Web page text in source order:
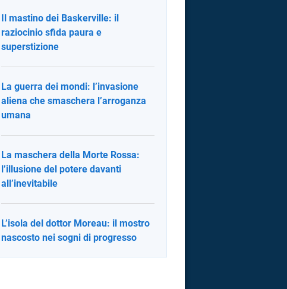
Il mastino dei Baskerville: il
raziocinio sfida paura e
superstizione
La guerra dei mondi: l’invasione
aliena che smaschera l’arroganza
umana
La maschera della Morte Rossa:
l’illusione del potere davanti
all’inevitabile
L’isola del dottor Moreau: il mostro
nascosto nei sogni di progresso